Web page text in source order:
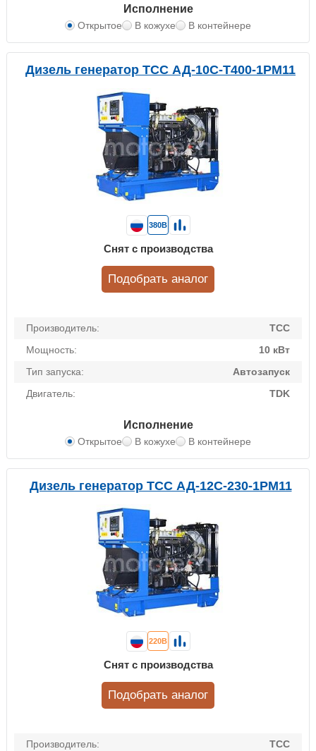
Исполнение
Открытое В кожухе В контейнере
Дизель генератор ТСС АД-10С-Т400-1РМ11
Производитель:
ТСС
Мощность:
10 кВт
Тип запуска:
Автозапуск
Двигатель:
TDK
Исполнение
Открытое В кожухе В контейнере
380В
Снят с производства
Подобрать аналог
Дизель генератор ТСС АД-12С-230-1РМ11
Производитель:
ТСС
220В
Снят с производства
Подобрать аналог